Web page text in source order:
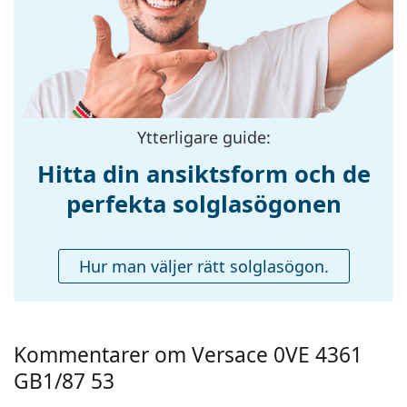
134 mm
Skalmlängd:
140 mm
bredd:
18 mm
395 g
näskuddar:
Fjädergångjärn:
Nej
Ja
Putsduk:
Ja
Kön:
Män
Kategori:
Ytterligare guide:
Hitta din ansiktsform och de
perfekta solglasögonen
Hur man väljer rätt solglasögon.
Kommentarer om Versace 0VE 4361
GB1/87 53